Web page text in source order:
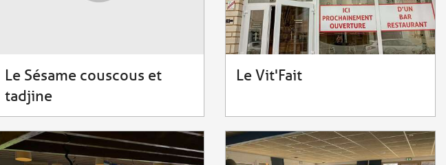
Le Sésame couscous et
tadjine
Le Vit'Fait